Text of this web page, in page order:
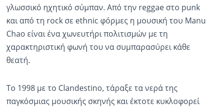
γλωσσικό ηχητικό σύμπαν. Από την reggae στο punk
και από τη rock σε ethnic φόρμες η μουσική του Manu
Chao είναι ένα χωνευτήρι πολιτισμών με τη
χαρακτηριστική φωνή του να συμπαρασύρει κάθε
θεατή.
To 1998 με το Clandestino, τάραξε τα νερά της
παγκόσμιας μουσικής σκηνής και έκτοτε κυκλοφορεί